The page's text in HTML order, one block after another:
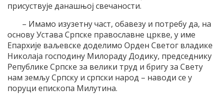
присуствује данашњој свечаности.
– Имамо изузетну част, обавезу и потребу да, на
основу Устава Српске православне цркве, у име
Епархије ваљевске доделимо Орден Светог владике
Николаја господину Милораду Додику, председнику
Републике Српске за велики труд и бригу за Свету
нам земљу Српску и српски народ – наводи се у
поруци епископа Милутина.